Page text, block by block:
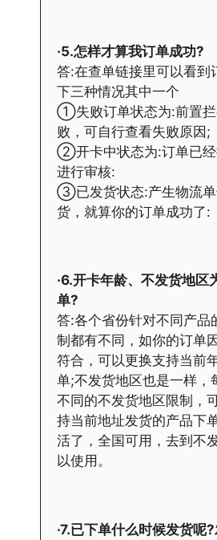
·5.怎样才算我订单成功?
答:在查单链接里可以看到
下三种情况其中一个
①失败订单状态为:前置拦
败，可自行查看失败原因;
②开卡中状态为:订单已经
进行审核:
③已发货状态:产生物流单
货，就算你的订单成功了:
·6.开卡年龄、不发货地区
单?
答:各个省份针对不同产品
制都有不同，如你的订单
符合，可以更换支持当前
单;不发货地区也是一样，
不同的不发货地区限制，
持当前地址发货的产品下
活了，全国可用，去到不
以使用。
·7.已下单什么时候发货呢